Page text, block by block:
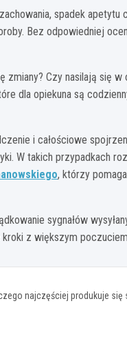
spadek apetytu
Bez odpowiedniej
zmiany? Czy nasilają się
dla opiekuna są
i całościowe
W takich przypadkach
, którzy
sygnałów
z większym
najczęściej produkuje się